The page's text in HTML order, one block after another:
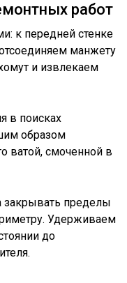
работ
к передней стенке
манжету
и извлекаем
в поисках
образом
ватой, смоченной в
пределы
Удерживаем
до